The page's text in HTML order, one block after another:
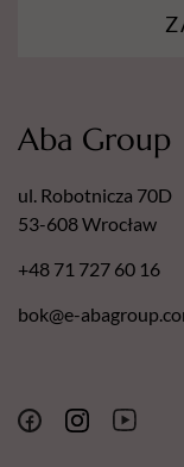
Aba Group
ul. Robotnicza 70D
53-608 Wrocław
+48 71 727 60 16
bok@e-